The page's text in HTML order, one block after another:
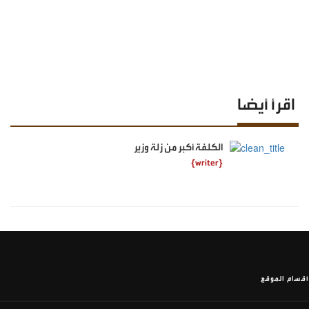
اقرأ أيضا
الكلفة أكبر من زلة وزير
{writer}
أقسام الموقع